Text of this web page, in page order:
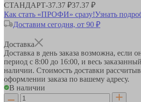
СТАНДАРТ-37.37 ₽37.37 ₽
Как стать «ПРОФИ» сразу!Узнать
Доставим сегодня, от 90 ₽
Доставка
Доставка в день заказа возможна, если
период с 8:00 до 16:00, и весь
наличии. Стоимость доставки
оформлении заказа по вашему адресу.
В наличии